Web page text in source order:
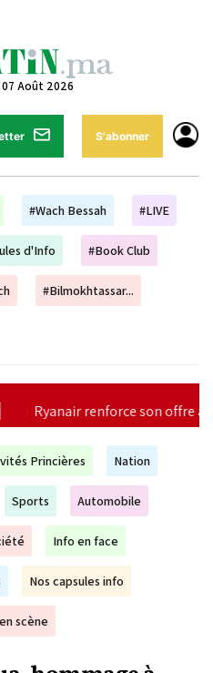
07 Août 2026
S'abonner
#Wach Bessah #LIVE
d'Info #Book Club
#Bilmokhtassar...
avec 17 nouvelles lignes
Princières Nation
Sports Automobile
Info en face
Nos capsules info
scène